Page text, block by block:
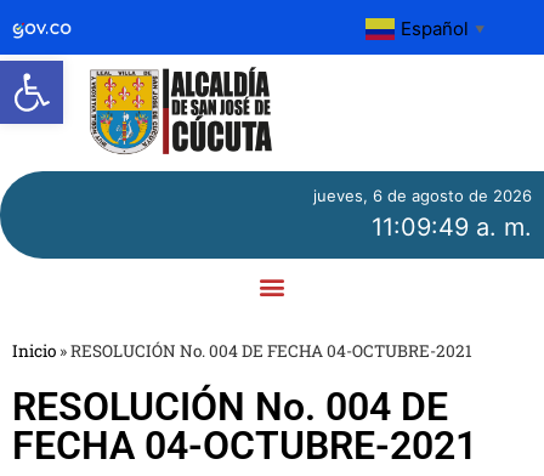
Abrir barra de herramientas
Español ▼
jueves, 6 de agosto de 2026
11:09:49 a. m.
Inicio »RESOLUCIÓN No. 004 DE FECHA 04-OCTUBRE-2021
RESOLUCIÓN No. 004 DE
FECHA 04-OCTUBRE-2021